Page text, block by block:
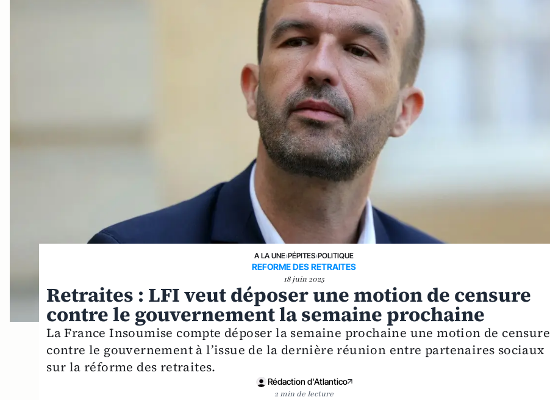
A LA UNE›PÉPITES›POLITIQUE
REFORME DES RETRAITES
18 juin 2025
Retraites : LFI veut déposer une motion de censure
contre le gouvernement la semaine prochaine
La France Insoumise compte déposer la semaine prochaine une motion de censure
contre le gouvernement à l’issue de la dernière réunion entre partenaires sociaux
sur la réforme des retraites.
Rédaction d'Atlantico
2 min de lecture